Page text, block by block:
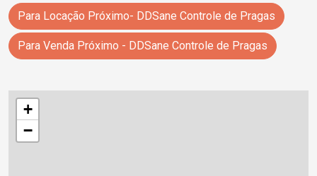
Para Locação Próximo- DDSane Controle de Pragas
Para Venda Próximo - DDSane Controle de Pragas
+
−